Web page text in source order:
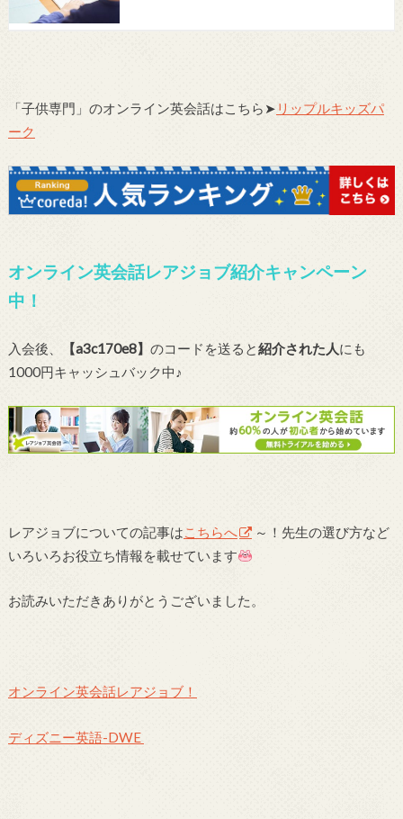
「子供専門」のオンライン英会話はこちら➤ リップルキッズパ
ーク
オンライン英会話レアジョブ紹介キャンペーン
中！
入会後、 【a3c170e8】 のコードを送ると紹介された人にも
1000円キャッシュバック中♪
レアジョブについての記事はこちらへ
～！先生の選び方など
いろいろお役立ち情報を載せています
お読みいただきありがとうございました。
オンライン英会話レアジョブ！
ディズニー英語-DWE